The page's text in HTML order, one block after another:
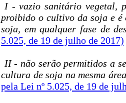
I - vazio sanitário vegetal,
proibido o cultivo da soja e
soja, em qualquer fase de
5.025, de 19 de julho de 2017)
II - não serão permitidos a
cultura de soja na mesma
pela Lei nº 5.025, de 19 de